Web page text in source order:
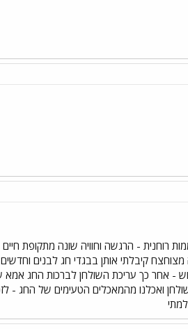
- הרגשה וחוויה שונה מתקופת חיים
קיבלתי אותן בבגדי חג לבנים
- אחר כך עריכת השולחן לברכות החג
ואכלנו מהמאכלים הטעימים של החג -